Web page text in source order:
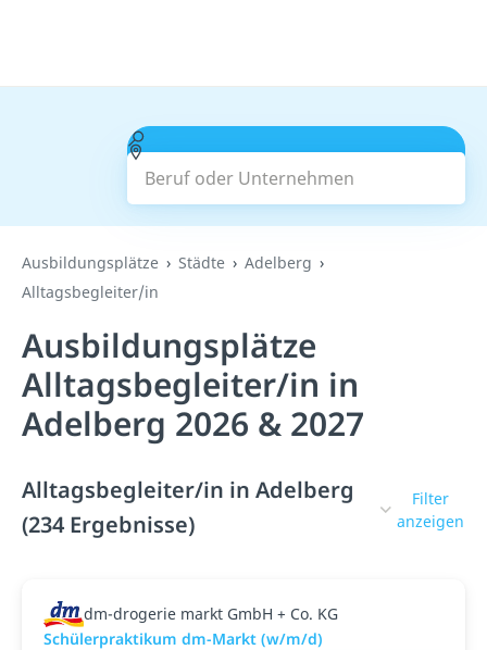
Beruf oder Unternehmen
Suchen
Ausbildungsplätze Städte
Adelberg
Alltagsbegleiter/in
Ausbildungsplätze
Alltagsbegleiter/in in
Adelberg 2026 & 2027
Alltagsbegleiter/in in Adelberg
(234 Ergebnisse)
Filter
anzeigen
dm-drogerie markt GmbH + Co. KG
Schülerpraktikum dm-Markt (w/m/d)